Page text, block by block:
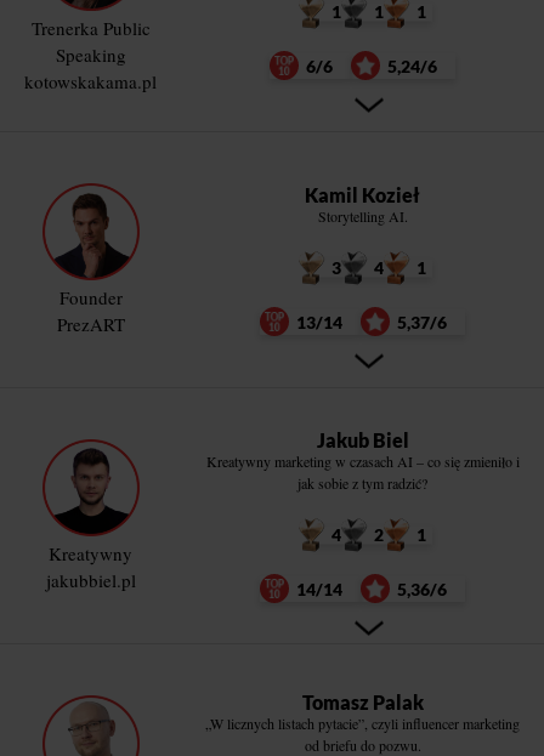
Trenerka Public
Speaking
kotowskakama.pl
1 1 1
6/6 5,24/6
Founder
PrezART
Kamil Kozieł
Storytelling AI.
3 4 1
13/14 5,37/6
Kreatywny
jakubbiel.pl
Jakub Biel
Kreatywny marketing w czasach AI – co się zmieniło i
jak sobie z tym radzić?
4 2 1
14/14 5,36/6
Tomasz Palak
„W licznych listach pytacie”, czyli influencer marketing
od briefu do pozwu.